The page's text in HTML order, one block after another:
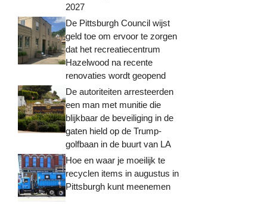
2027
De Pittsburgh Council wijst
geld toe om ervoor te zorgen
dat het recreatiecentrum
Hazelwood na recente
renovaties wordt geopend
De autoriteiten arresteerden
een man met munitie die
blijkbaar de beveiliging in de
gaten hield op de Trump-
golfbaan in de buurt van LA
Hoe en waar je moeilijk te
recyclen items in augustus in
Pittsburgh kunt meenemen